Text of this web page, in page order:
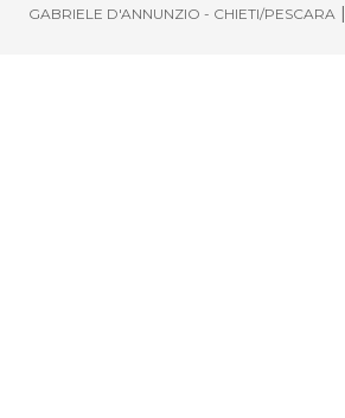
GABRIELE D'ANNUNZIO - CHIETI/PESCARA|